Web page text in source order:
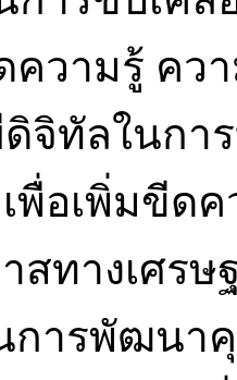
ความรู้ คว
จิทัลในกา
พื่อเพิ่มขีด
สทางเศร
การพัฒนา